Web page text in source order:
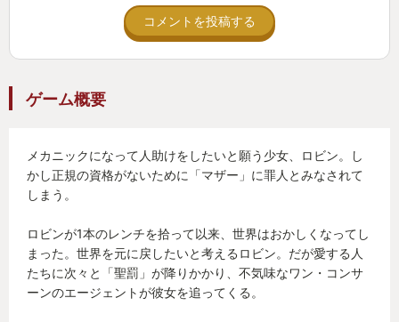
者という意味でも使われるとのこと。
そんなタイトルがついているだけあって、物語には
宗教や信仰といったものが大きく関わってくる。
信仰とは大雑把にいうと魂の救済みたいなことだと
のが魅力。登場するキャラクターたちがいろんな悩
みを抱えてたり心の傷を負ってたりして、それぞれ
る。
書きながら気づいたけど、この「血が通っている」
という表現にも意味があるというか、皮肉があると
コメントを投稿する
ゲーム概要
メカニックになって人助けをしたいと願う少女、ロビン。し
かし正規の資格がないために「マザー」に罪人とみなされて
しまう。
ロビンが1本のレンチを拾って以来、世界はおかしくなってし
まった。世界を元に戻したいと考えるロビン。だが愛する人
たちに次々と「聖罰」が降りかかり、不気味なワン・コンサ
ーンのエージェントが彼女を追ってくる。